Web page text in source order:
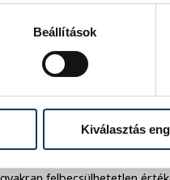
Beállítások
Kiválasztás
Tamás alpolgármester